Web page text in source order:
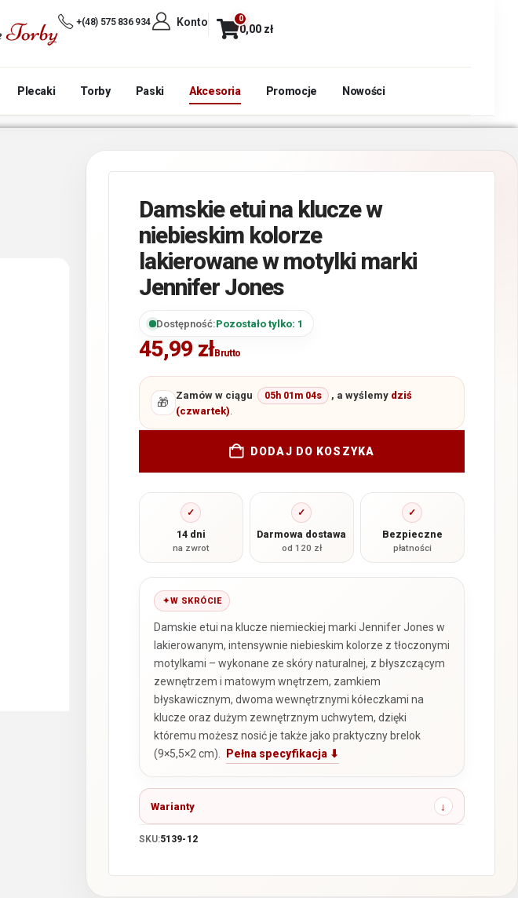
+(48) 575 836 934 Konto 0
0,00 zł
Plecaki Torby Paski Akcesoria Promocje Nowości
Damskie etui na klucze w
niebieskim kolorze
lakierowane w motylki marki
Jennifer Jones
Dostępność:Pozostało tylko: 1
45,99 złBrutto
🎁 Zamów w ciągu 05h 01m 03s , a wyślemy dziś
(czwartek).
DODAJ DO KOSZYKA
✓
14 dni
na zwrot
✓
Darmowa dostawa
od 120 zł
✓
Bezpieczne
płatności
W SKRÓCIE
Damskie etui na klucze niemieckiej marki Jennifer Jones w
lakierowanym, intensywnie niebieskim kolorze z tłoczonymi
motylkami – wykonane ze skóry naturalnej, z błyszczącym
zewnętrzem i matowym wnętrzem, zamkiem
błyskawicznym, dwoma wewnętrznymi kółeczkami na
klucze oraz dużym zewnętrznym uchwytem, dzięki
któremu możesz nosić je także jako praktyczny brelok
(9×5,5×2 cm).
Pełna specyfikacja ⬇
Warianty
SKU:5139-12